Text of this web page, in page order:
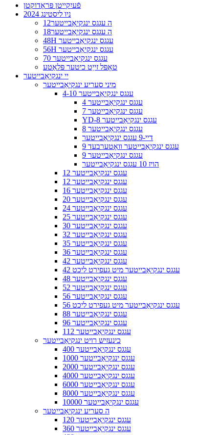
פֿעיִקייטן פּראָדוקטן
2024 ניו ליסטינג
12ה עגגס ינגקיאַבייטער
18ה עגגס ינגקיאַבייטער
48H עגגס ינגקיאַבייטער
56H עגגס ינגקיאַבייטער
70 עגגס ינגקיאַבייטער
טאָפּל זייַט כיטער פּלאַטע
יי ינגקיאַבייטער
מיני סעריע ינגקיאַבייטער
4-10 עגגס ינגקיאַבייטער
4 עגגס ינגקיאַבייטער
7 עגגס ינגקיאַבייטער
YD-8 עגגס ינגקיאַבייטער
8 עגגס ינגקיאַבייטער
דיי-9 עגגס ינגקיאַבייטער
9 עגגס ינגקיאַבייטער וואָטערבעד
9 עגגס ינגקיאַבייטער
הויז 10 עגגס ינגקיאַבייטער
12 עגגס ינגקיאַבייטער
12 עגגס ינגקיאַבייטער
16 עגגס ינגקיאַבייטער
20 עגגס ינגקיאַבייטער
24 עגגס ינגקיאַבייטער
25 עגגס ינגקיאַבייטער
30 עגגס ינגקיאַבייטער
32 עגגס ינגקיאַבייטער
35 עגגס ינגקיאַבייטער
36 עגגס ינגקיאַבייטער
42 עגגס ינגקיאַבייטער
42 עגגס ינגקיאַבייטער מיט געפירט ליכט
48 עגגס ינגקיאַבייטער
52 עגגס ינגקיאַבייטער
56 עגגס ינגקיאַבייטער
56 עגגס ינגקיאַבייטער מיט געפירט ליכט
88 עגגס ינגקיאַבייטער
96 עגגס ינגקיאַבייטער
112 עגגס ינגקיאַבייטער
כינעזיש רויט ינגקיאַבייטער
400 עגגס ינגקיאַבייטער
1000 עגגס ינגקיאַבייטער
2000 עגגס ינגקיאַבייטער
4000 עגגס ינגקיאַבייטער
6000 עגגס ינגקיאַבייטער
8000 עגגס ינגקיאַבייטער
10000 עגגס ינגקיאַבייטער
ה סעריע ינגקיאַבייטער
120 עגגס ינגקיאַבייטער
360 עגגס ינגקיאַבייטער